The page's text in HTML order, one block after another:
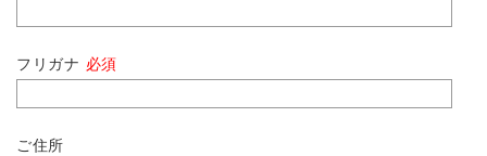
フリガナ 必須
ご住所